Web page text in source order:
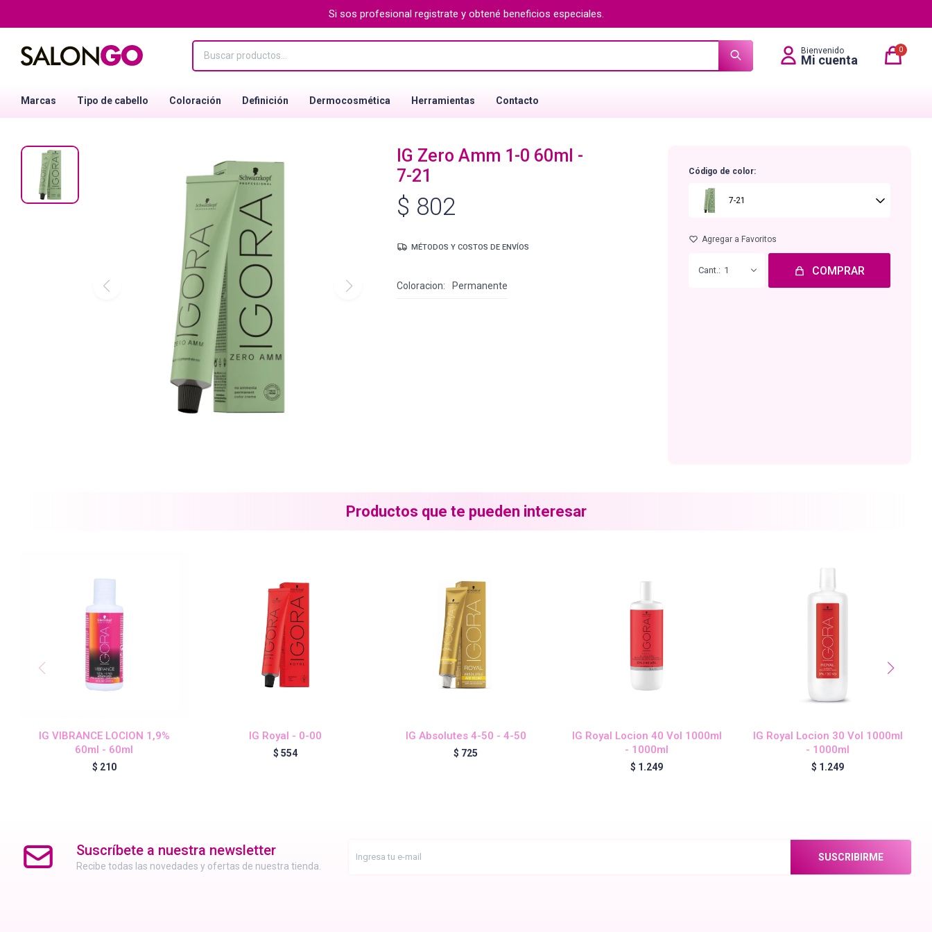
Si sos profesional registrate y obtené beneficios especiales.
Marcas Tipo de cabello Coloración Definición Dermocosmética Herramientas Contacto
0
IG Zero Amm 1-0 60ml -
7-21
$ 802
MÉTODOS Y COSTOS DE ENVÍOS
Coloracion Permanente
Código de color:
7-21
1 COMPRAR
Productos que te pueden interesar
IG VIBRANCE LOCION 1,9%
60ml - 60ml
$ 210
IG Royal - 0-00
$ 554
IG Absolutes 4-50 - 4-50
$ 725
IG Royal Locion 40 Vol 1000ml
- 1000ml
$ 1.249
IG Royal Locion 30 Vol 1000ml
- 1000ml
$ 1.249
Suscríbete a nuestra newsletter
Recibe todas las novedades y ofertas de nuestra tienda.
SUSCRIBIRME